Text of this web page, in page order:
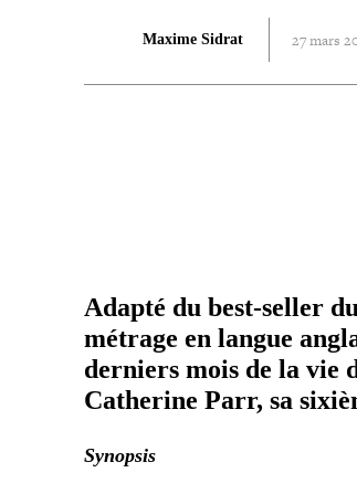
Maxime Sidrat 27 mars
Adapté du best-​seller
métrage en langue
derniers mois de la
Catherine Parr, sa
Synopsis